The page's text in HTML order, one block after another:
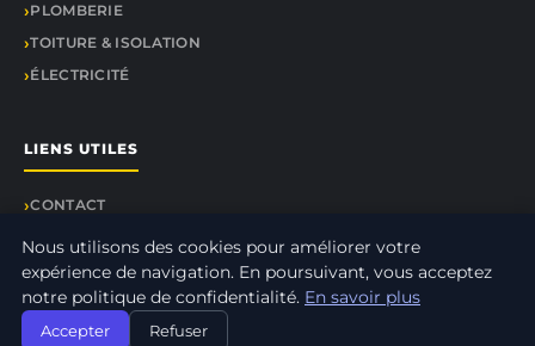
PLOMBERIE
TOITURE & ISOLATION
ÉLECTRICITÉ
LIENS UTILES
CONTACT
© 2026 Elec Tuto. Tous droits réservés.
À propos
Mentions légales
Nous utilisons des cookies pour améliorer votre
expérience de navigation. En poursuivant, vous acceptez
notre politique de confidentialité. En savoir plus
Accepter Refuser